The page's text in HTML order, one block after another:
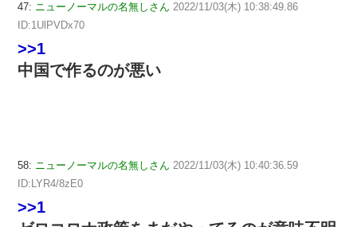
47: ニューノーマルの名無しさん 2022/11/03(木) 10:38:49.86
ID:1UlPVDx70
>>1
中国で作るのが悪い
58: ニューノーマルの名無しさん 2022/11/03(木) 10:40:36.59
ID:LYR4/8zE0
>>1